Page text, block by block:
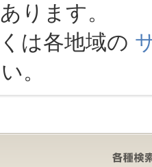
ります。
は各地域の
。